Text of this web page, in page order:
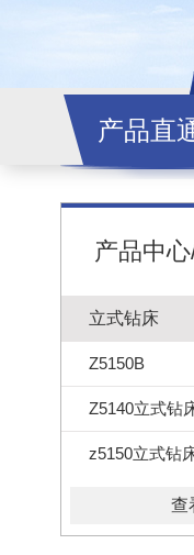
产品直
产品中
立式钻床
Z5150B
Z5140立式钻
z5150立式钻
查